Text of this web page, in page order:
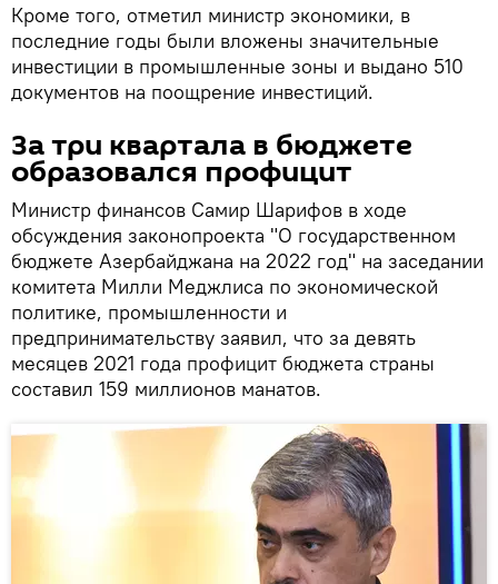
Кроме того, отметил министр экономики, в
последние годы были вложены значительные
инвестиции в промышленные зоны и выдано 510
документов на поощрение инвестиций.
За три квартала в бюджете
образовался профицит
Министр финансов Самир Шарифов в ходе
обсуждения законопроекта "О государственном
бюджете Азербайджана на 2022 год" на заседании
комитета Милли Меджлиса по экономической
политике, промышленности и
предпринимательству заявил, что за девять
месяцев 2021 года профицит бюджета страны
составил 159 миллионов манатов.